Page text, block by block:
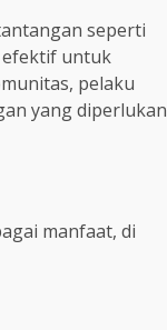
seperti
efektif untuk
pelaku
yang diperlukan
manfaat, di